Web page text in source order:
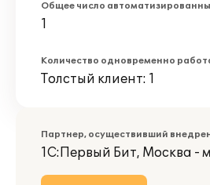
Общее число
1
Количество одновременно
Толстый клиент: 1
Партнер, осуществивший
1С:Первый Бит, Москва -